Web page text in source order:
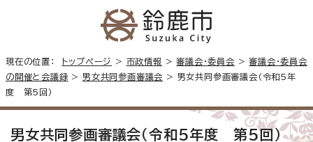
現在の位置： トップページ > 市政情報 >審議会・委員会 >審議会・委員会
の開催と会議録 >男女共同参画審議会 > 男女共同参画審議会（令和5年
度 第5回）
男女共同参画審議会（令和5年度 第5回）